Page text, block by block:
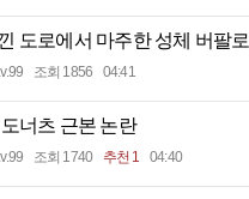
도로에서 마주한 성체 버팔로
조회 1856 04:41
너츠 근본 논란
조회 1740 추천 1 04:40